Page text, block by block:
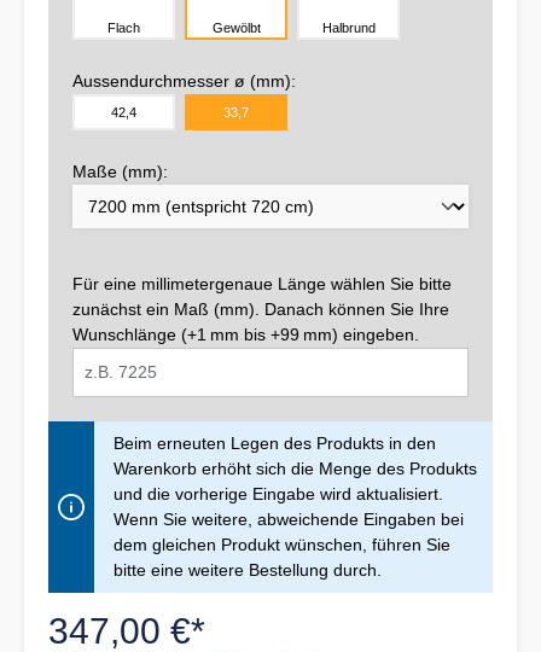
Flach Gewölbt Halbrund
Aussendurchmesser ø (mm):
42,4 33,7
Maße (mm):
Für eine millimetergenaue Länge wählen Sie bitte
zunächst ein Maß (mm). Danach können Sie Ihre
Wunschlänge (+1 mm bis +99 mm) eingeben.
Beim erneuten Legen des Produkts in den
Warenkorb erhöht sich die Menge des Produkts
und die vorherige Eingabe wird aktualisiert.
Wenn Sie weitere, abweichende Eingaben bei
dem gleichen Produkt wünschen, führen Sie
bitte eine weitere Bestellung durch.
347,00 €*